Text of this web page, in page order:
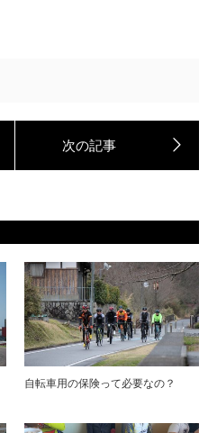
自転車用の保険って必要なの？